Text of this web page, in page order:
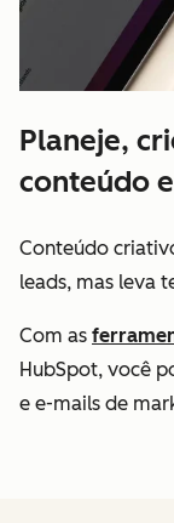
Planeje,
conteúdo
Conteúdo
leads, mas leva
Com as
HubSpot, você
e e-mails de